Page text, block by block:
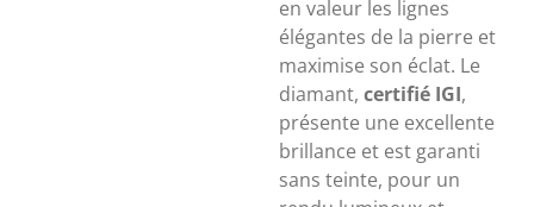
en valeur les lignes
élégantes de la pierre et
maximise son éclat. Le
diamant, certifié IGI,
présente une excellente
brillance et est garanti
sans teinte, pour un